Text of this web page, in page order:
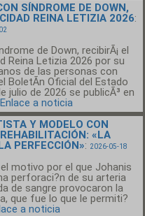
SÍNDROME DE DOWN,
REINA LETIZIA 2026:
de Down, recibirÃ¡ el
Reina Letizia 2026 por su
de las personas con
BoletÃ­n Oficial del Estado
julio de 2026 se publicÃ³ en
Enlace a noticia
Y MODELO CON
«LA
PERFECCIÓN»: 2026-05-18
motivo por el que Johanis
perforaci?n de su arteria
de sangre provocaron la
que fue lo que le permiti?
a noticia